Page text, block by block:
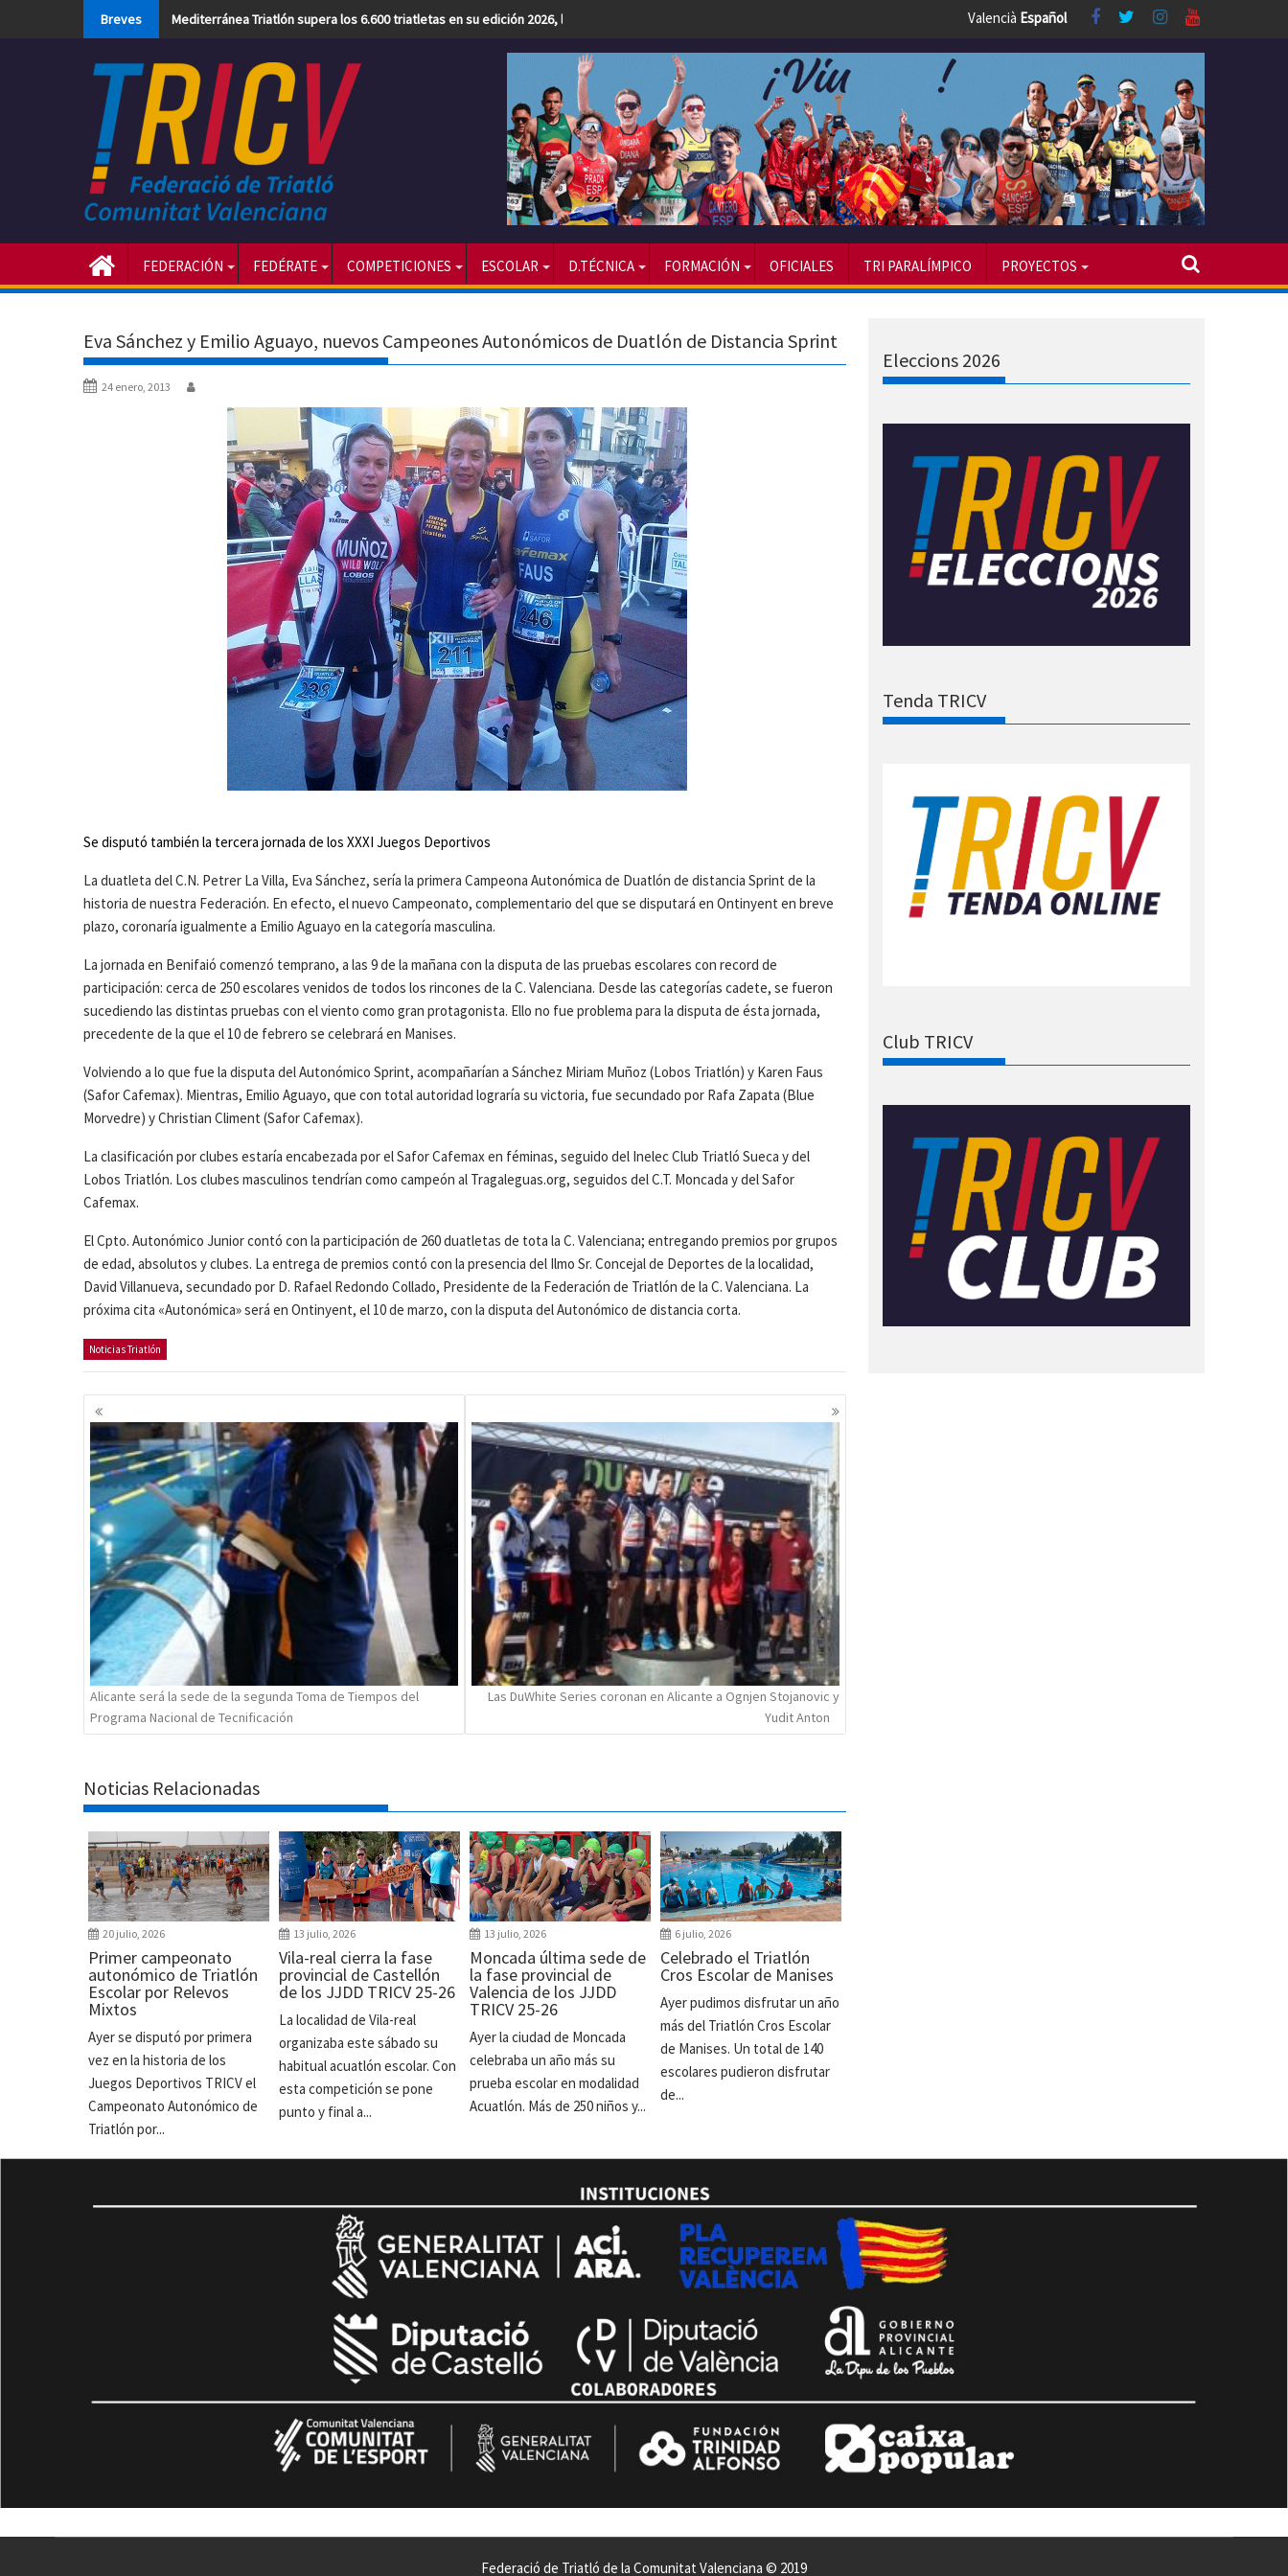
Breves Mediterránea Triatlón supera los 6.600 triatletas en su edición 2026, la más numerosa hasta la fecha Valencià Español
FEDERACIÓN FEDÉRATE COMPETICIONES ESCOLAR D.TÉCNICA FORMACIÓN OFICIALES TRI PARALÍMPICO PROYECTOS
Eva Sánchez y Emilio Aguayo, nuevos Campeones Autonómicos de Duatlón de Distancia Sprint
24 enero, 2013
Se disputó también la tercera jornada de los XXXI Juegos Deportivos
La duatleta del C.N. Petrer La Villa, Eva Sánchez, sería la primera Campeona Autonómica de Duatlón de distancia Sprint de la
historia de nuestra Federación. En efecto, el nuevo Campeonato, complementario del que se disputará en Ontinyent en breve
plazo, coronaría igualmente a Emilio Aguayo en la categoría masculina.
La jornada en Benifaió comenzó temprano, a las 9 de la mañana con la disputa de las pruebas escolares con record de
participación: cerca de 250 escolares venidos de todos los rincones de la C. Valenciana. Desde las categorías cadete, se fueron
sucediendo las distintas pruebas con el viento como gran protagonista. Ello no fue problema para la disputa de ésta jornada,
precedente de la que el 10 de febrero se celebrará en Manises.
Volviendo a lo que fue la disputa del Autonómico Sprint, acompañarían a Sánchez Miriam Muñoz (Lobos Triatlón) y Karen Faus
(Safor Cafemax). Mientras, Emilio Aguayo, que con total autoridad lograría su victoria, fue secundado por Rafa Zapata (Blue
Morvedre) y Christian Climent (Safor Cafemax).
La clasificación por clubes estaría encabezada por el Safor Cafemax en féminas, seguido del Inelec Club Triatló Sueca y del
Lobos Triatlón. Los clubes masculinos tendrían como campeón al Tragaleguas.org, seguidos del C.T. Moncada y del Safor
Cafemax.
El Cpto. Autonómico Junior contó con la participación de 260 duatletas de tota la C. Valenciana; entregando premios por grupos
de edad, absolutos y clubes. La entrega de premios contó con la presencia del Ilmo Sr. Concejal de Deportes de la localidad,
David Villanueva, secundado por D. Rafael Redondo Collado, Presidente de la Federación de Triatlón de la C. Valenciana. La
próxima cita «Autonómica» será en Ontinyent, el 10 de marzo, con la disputa del Autonómico de distancia corta.
Noticias Triatlón
Navegación
de
entradas
Alicante será la sede de la segunda Toma de Tiempos del
Programa Nacional de Tecnificación
Las DuWhite Series coronan en Alicante a Ognjen Stojanovic y
Yudit Anton
Noticias Relacionadas
20 julio, 2026
Primer campeonato
autonómico de Triatlón
Escolar por Relevos
Mixtos
Ayer se disputó por primera
vez en la historia de los
Juegos Deportivos TRICV el
Campeonato Autonómico de
Triatlón por...
13 julio, 2026
Vila-real cierra la fase
provincial de Castellón
de los JJDD TRICV 25-26
La localidad de Vila-real
organizaba este sábado su
habitual acuatlón escolar. Con
esta competición se pone
punto y final a...
13 julio, 2026
Moncada última sede de
la fase provincial de
Valencia de los JJDD
TRICV 25-26
Ayer la ciudad de Moncada
celebraba un año más su
prueba escolar en modalidad
Acuatlón. Más de 250 niños y...
6 julio, 2026
Celebrado el Triatlón
Cros Escolar de Manises
Ayer pudimos disfrutar un año
más del Triatlón Cros Escolar
de Manises. Un total de 140
escolares pudieron disfrutar
de...
Eleccions 2026
Tenda TRICV
Club TRICV
Federació de Triatló de la Comunitat Valenciana © 2019